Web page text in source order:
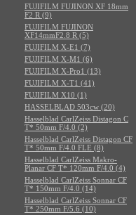
FUJIFILM FUJINON XF 18mm
F2 R (9)
FUJIFILM FUJINON
XF14mmF2.8 R (5)
FUJIFILM X-E1 (7)
FUJIFILM X-M1 (6)
FUJIFILM X-Pro1 (13)
FUJIFILM X-T1 (41)
FUJIFILM X10 (1)
HASSELBLAD 503cw (20)
Hasselblad CarlZeiss Distagon C
T* 50mm F/4.0 (2)
Hasselblad CarlZeiss Distagon CF
T* 50mm F/4.0 FLE (8)
Hasselblad CarlZeiss Makro-
Planar CF T* 120mm F/4.0 (4)
Hasselblad CarlZeiss Sonnar CF
T* 150mm F/4.0 (14)
Hasselblad CarlZeiss Sonnar CF
T* 250mm F/5.6 (10)